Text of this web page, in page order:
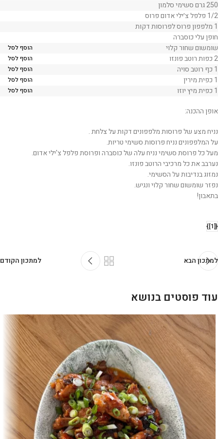
250 גרם סשימי סלמון
1/2 פלפל צ׳ילי אדום פרוס
1 מלפפון פרוס לפרוסות דקות
חופן עלי כוסברה
שומשום שחור קלוי
הוסף לסל
2 כפות רוטב פונזו הוסף לסל
1 כף רוטב סויה הוסף לסל
1 כפית מירין הוסף לסל
1 כפית מיץ יוזו הוסף לסל
אופן ההכנה:
נניח מצע של פרוסות מלפפונים דקות על צלחת .
על המלפפונים נניח פרוסות סשימי טריות.
מעל כל פרוסת סשימי נניח עלה של כוסברה ופרוסת פלפל צ'ילי אדום.
נערבב את כל מרכיבי הרוטב פונזו.
נמזוג בנדיבות על הסשימי.
נפזר שומשום שחור קלוי ונגיש.
בתאבון!
{[1]}
למתכון הבא למתכון הקודם
עוד פוסטים בנושא